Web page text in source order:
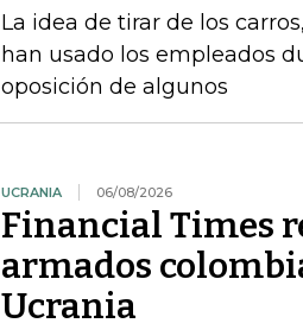
La idea de tirar de los
han usado los empleados
oposición de algunos
UCRANIA 06/08/2026
Financial Times
armados
Ucrania